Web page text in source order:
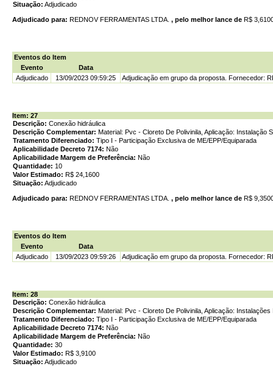
Situação: Adjudicado
Adjudicado para: REDNOV FERRAMENTAS LTDA. , pelo melhor lance de R$
Eventos do Item
Evento
Data
Adjudicado
13/09/2023 09:59:25 Adjudicação em grupo da proposta. Fornecedor:
Item: 27
Descrição: Conexão hidráulica
Descrição Complementar: Material: Pvc - Cloreto De Polivinila, Aplicação: Instalação
Tratamento Diferenciado: Tipo I - Participação Exclusiva de ME/EPP/Equiparada
Aplicabilidade Decreto 7174: Não
Aplicabilidade Margem de Preferência: Não
Quantidade: 10
Valor Estimado: R$ 24,1600
Situação: Adjudicado
Adjudicado para: REDNOV FERRAMENTAS LTDA. , pelo melhor lance de R$
Eventos do Item
Evento
Data
Adjudicado
13/09/2023 09:59:26 Adjudicação em grupo da proposta. Fornecedor:
Item: 28
Descrição: Conexão hidráulica
Descrição Complementar: Material: Pvc - Cloreto De Polivinila, Aplicação:
Tratamento Diferenciado: Tipo I - Participação Exclusiva de ME/EPP/Equiparada
Aplicabilidade Decreto 7174: Não
Aplicabilidade Margem de Preferência: Não
Quantidade: 30
Valor Estimado: R$ 3,9100
Situação: Adjudicado